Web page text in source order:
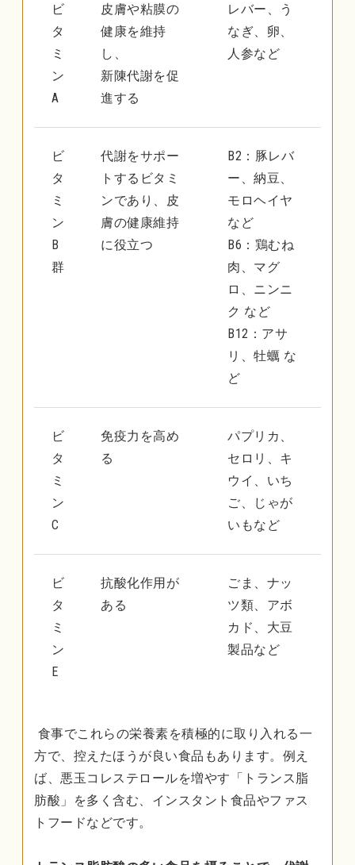
ビ
タ
ミ
ン
A
皮膚や粘膜の
健康を維持
し、
新陳代謝を促
進する
レバー、う
なぎ、卵、
人参など
ビ
タ
ミ
ン
B
群
代謝をサポー
トするビタミ
ンであり、皮
膚の健康維持
に役立つ
B2：豚レバ
ー、納豆、
モロヘイヤ
など
B6：鶏むね
肉、マグ
ロ、ニンニ
ク など
B12：アサ
リ、牡蠣 な
ど
ビ
タ
ミ
ン
C
免疫力を高め
る
パプリカ、
セロリ、キ
ウイ、いち
ご、じゃが
いもなど
ビ
タ
ミ
ン
E
抗酸化作用が
ある
ごま、ナッ
ツ類、アボ
カド、大豆
製品など
食事でこれらの栄養素を積極的に取り入れる一
方で、控えたほうが良い食品もあります。例え
ば、悪玉コレステロールを増やす「トランス脂
肪酸」を多く含む、インスタント食品やファス
トフードなどです。